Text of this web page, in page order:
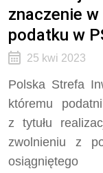
znaczenie
podatku w
25 kwi 2023
Polska Strefa
któremu
z tytułu
zwolnieniu z